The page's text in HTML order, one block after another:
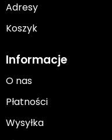
Adresy
Koszyk
Informacje
O nas
Płatności
Wysyłka